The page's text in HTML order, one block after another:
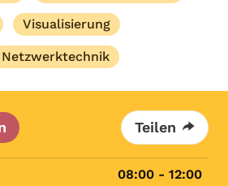
Visualisierung
Netzwerktechnik
Teilen
08:00 - 12:00